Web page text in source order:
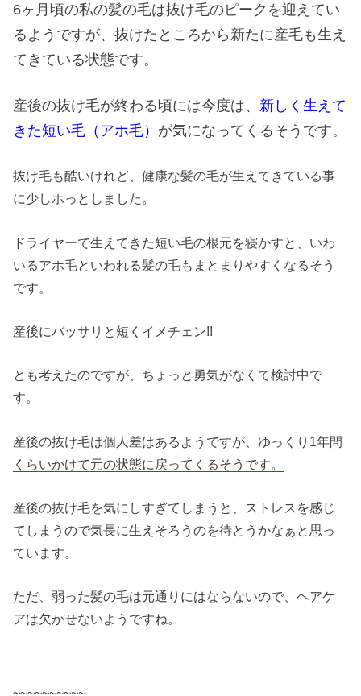
6ヶ月頃の私の髪の毛は抜け毛のピークを迎えてい
るようですが、抜けたところから新たに産毛も生え
てきている状態です。
産後の抜け毛が終わる頃には今度は、 新しく生えて
きた短い毛（アホ毛） が気になってくるそうです。
抜け毛も酷いけれど、健康な髪の毛が生えてきている事
に少しホっとしました。
ドライヤーで生えてきた短い毛の根元を寝かすと、いわ
いるアホ毛といわれる髪の毛もまとまりやすくなるそう
です。
産後にバッサリと短くイメチェン!!
とも考えたのですが、ちょっと勇気がなくて検討中で
す。
産後の抜け毛は個人差はあるようですが、ゆっくり1年間
くらいかけて元の状態に戻ってくるそうです。
産後の抜け毛を気にしすぎてしまうと、ストレスを感じ
てしまうので気長に生えそろうのを待とうかなぁと思っ
ています。
ただ、弱った髪の毛は元通りにはならないので、ヘアケ
アは欠かせないようですね。